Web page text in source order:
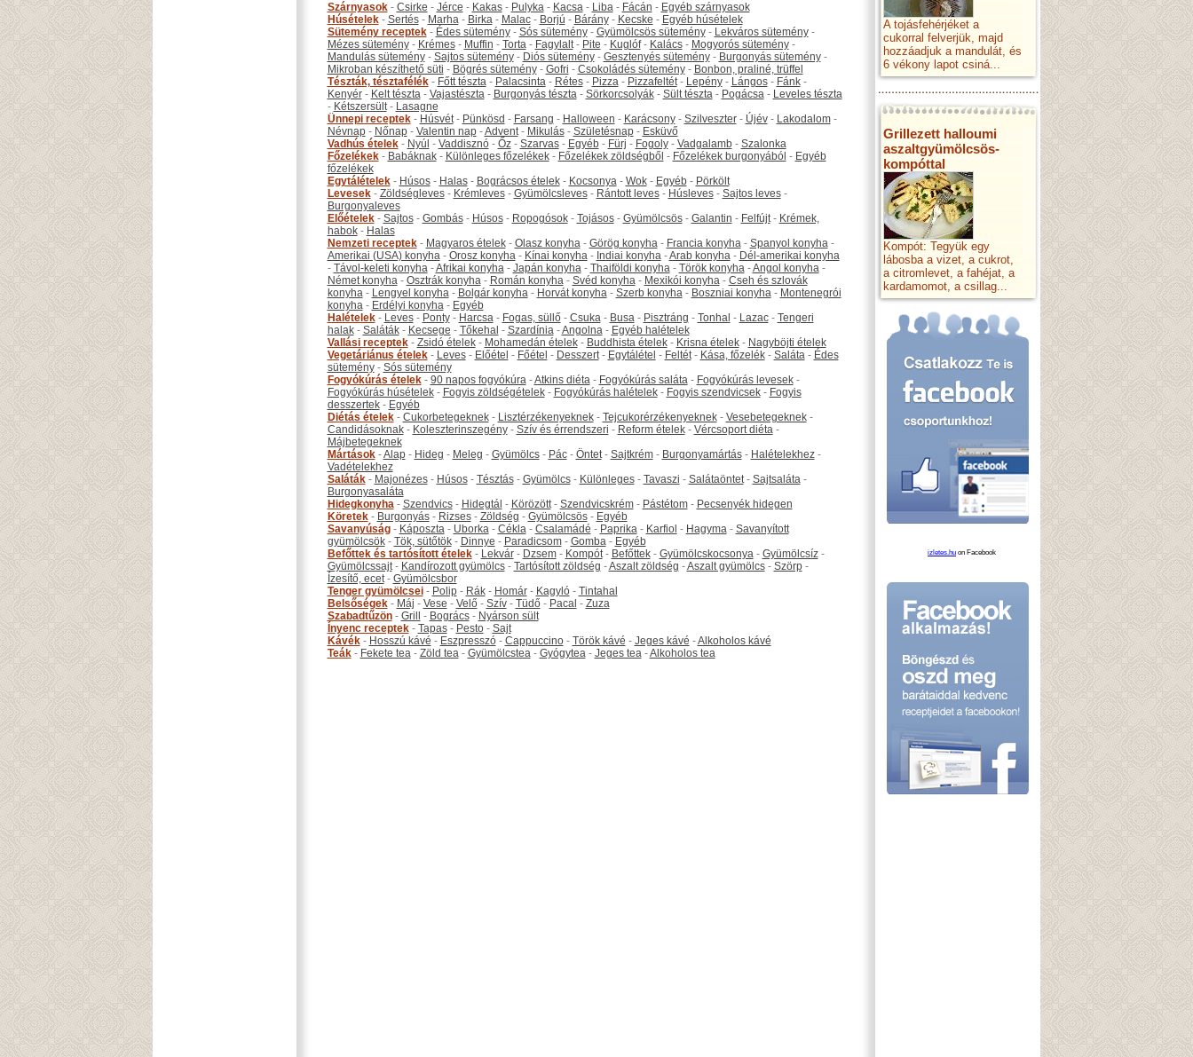
Szárnyasok- Csirke - Jérce - Kakas- Pulyka- Kacsa- Liba- Fácán - Egyéb szárnyasok
Húsételek- Sertés- Marha- Birka- Malac- Borjú - Bárány- Kecske - Egyéb húsételek
Sütemény receptek- Édes sütemény- Sós sütemény- Gyümölcsös sütemény- Lekváros sütemény-
Mézes sütemény- Krémes- Muffin - Torta- Fagylalt- Pite - Kuglóf- Kalács- Mogyorós sütemény-
Mandulás sütemény- Sajtos sütemény- Diós sütemény- Gesztenyés sütemény- Burgonyás sütemény-
Mikroban készíthető süti - Bögrés sütemény- Gofri - Csokoládés sütemény- Bonbon, praliné, trüffel
Tészták, tésztafélék- Főtt tészta- Palacsinta- Rétes- Pizza- Pizzafeltét- Lepény- Lángos- Fánk-
Kenyér- Kelt tészta- Vajastészta- Burgonyás tészta- Sörkorcsolyák- Sült tészta- Pogácsa- Leveles tészta
- Kétszersült- Lasagne
Ünnepi receptek- Húsvét- Pünkösd - Farsang - Halloween - Karácsony- Szilveszter- Újév- Lakodalom-
Névnap- Nőnap- Valentin nap-Advent- Mikulás- Születésnap- Esküvő
Vadhús ételek- Nyúl - Vaddisznó- Őz- Szarvas- Egyéb- Fürj - Fogoly- Vadgalamb- Szalonka
Főzelékek- Babáknak- Különleges főzelékek- Főzelékek zöldségből - Főzelékek burgonyából - Egyéb
főzelékek
Egytálételek- Húsos- Halas- Bográcsos ételek- Kocsonya- Wok- Egyéb- Pörkölt
Levesek- Zöldségleves- Krémleves- Gyümölcsleves- Rántott leves- Húsleves- Sajtos leves-
Burgonyaleves
Előételek- Sajtos- Gombás- Húsos- Ropogósok- Tojásos- Gyümölcsös- Galantin - Felfújt- Krémek,
habok- Halas
Nemzeti receptek- Magyaros ételek- Olasz konyha- Görög konyha- Francia konyha- Spanyol konyha-
Amerikai (USA) konyha- Orosz konyha- Kínai konyha- Indiai konyha-Arab konyha- Dél-amerikai konyha
- Távol-keleti konyha-Afrikai konyha- Japán konyha- Thaiföldi konyha- Török konyha-Angol konyha-
Német konyha- Osztrák konyha- Román konyha- Svéd konyha- Mexikói konyha- Cseh és szlovák
konyha- Lengyel konyha- Bolgár konyha- Horvát konyha- Szerb konyha- Boszniai konyha- Montenegrói
konyha- Erdélyi konyha- Egyéb
Halételek- Leves- Ponty- Harcsa- Fogas, süllő- Csuka- Busa- Pisztráng - Tonhal - Lazac- Tengeri
halak- Saláták- Kecsege - Tőkehal - Szardínia-Angolna- Egyéb halételek
Vallási receptek- Zsidó ételek- Mohamedán ételek- Buddhista ételek- Krisna ételek- Nagyböjti ételek
Vegetáriánus ételek- Leves- Előétel - Főétel - Desszert- Egytálétel - Feltét- Kása, főzelék- Saláta- Édes
sütemény- Sós sütemény
Fogyókúrás ételek- 90 napos fogyókúra-Atkins diéta- Fogyókúrás saláta- Fogyókúrás levesek-
Fogyókúrás húsételek- Fogyis zöldségételek- Fogyókúrás halételek- Fogyis szendvicsek- Fogyis
desszertek- Egyéb
Diétás ételek- Cukorbetegeknek- Lisztérzékenyeknek- Tejcukorérzékenyeknek- Vesebetegeknek-
Candidásoknak- Koleszterinszegény- Szív és érrendszeri - Reform ételek- Vércsoport diéta-
Májbetegeknek
Mártások-Alap- Hideg - Meleg - Gyümölcs- Pác- Öntet- Sajtkrém- Burgonyamártás- Halételekhez-
Vadételekhez
Saláták- Majonézes- Húsos- Tésztás- Gyümölcs- Különleges- Tavaszi - Salátaöntet- Sajtsaláta-
Burgonyasaláta
Hidegkonyha- Szendvics- Hidegtál - Körözött- Szendvicskrém- Pástétom- Pecsenyék hidegen
Köretek- Burgonyás- Rizses- Zöldség - Gyümölcsös- Egyéb
Savanyúság- Káposzta- Uborka- Cékla- Csalamádé - Paprika- Karfiol - Hagyma- Savanyított
gyümölcsök- Tök, sütőtök- Dinnye - Paradicsom- Gomba- Egyéb
Befőttek és tartósított ételek- Lekvár- Dzsem- Kompót- Befőttek- Gyümölcskocsonya- Gyümölcsíz-
Gyümölcssajt- Kandírozott gyümölcs- Tartósított zöldség -Aszalt zöldség -Aszalt gyümölcs- Szörp-
Ízesítő, ecet- Gyümölcsbor
Tenger gyümölcsei- Polip- Rák- Homár- Kagyló- Tintahal
Belsőségek- Máj - Vese - Velő- Szív- Tüdő- Pacal - Zuza
Szabadtűzön- Grill - Bogrács- Nyárson sült
Ínyenc receptek- Tapas- Pesto- Sajt
Kávék- Hosszú kávé - Eszpresszó- Cappuccino- Török kávé - Jeges kávé -Alkoholos kávé
Teák- Fekete tea- Zöld tea- Gyümölcstea- Gyógytea- Jeges tea-Alkoholos tea
A tojásfehérjéket a
cukorral felverjük, majd
hozzáadjuk a mandulát, és
6 vékony lapot csiná...
Grillezett halloumi
aszaltgyümölcsös-
kompóttal
Kompót: Tegyük egy
lábosba a vizet, a cukrot,
a citromlevet, a fahéjat, a
kardamomot, a csillag...
izletes.hu on Facebook